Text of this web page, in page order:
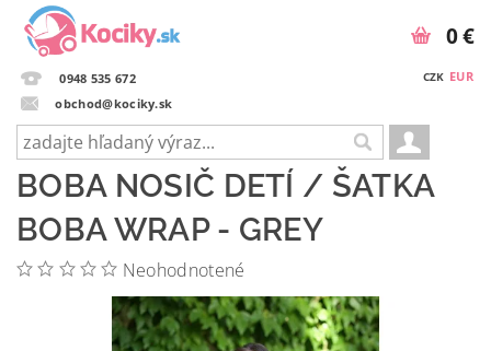
0948 535 672
obchod@kociky.sk
CZK EUR
0 €
BOBA NOSIČ DETÍ / ŠATKA
BOBA WRAP - GREY
Neohodnotené